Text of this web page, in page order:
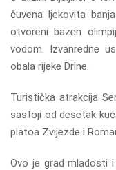
čuvena ljekovita
otvoreni bazen
vodom. Izvanredne
obala rijeke Drine.
Turistička atrakcija
sastoji od desetak
platoa Zvijezde i
Ovo je grad mladosti